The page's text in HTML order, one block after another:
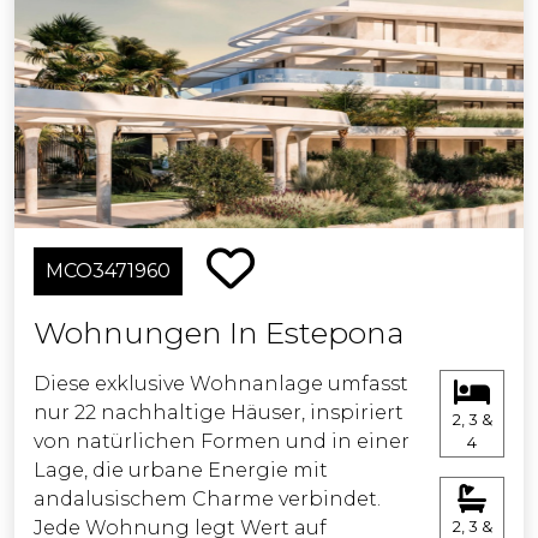
Verfügung, an dem sie die vielen
Sonnenstunden und das angenehme
Klima der Costa del Sol genießen
können. Die Anlage bietet außerdem
einen gut ausgestatteten
Fitnessraum, einen Sportplatz im
Freien, 2 Petanque-Plätze und
exklusiven Zugang zum Clubhaus von
Cancelada.
MCO3471960
Wohnungen In Estepona
Diese exklusive Wohnanlage umfasst
nur 22 nachhaltige Häuser, inspiriert
von natürlichen Formen und in einer
Lage, die urbane Energie mit
andalusischem Charme verbindet.
Jede Wohnung legt Wert auf
2, 3 &
4
2, 3 &